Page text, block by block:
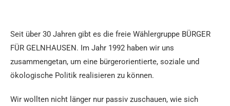
Seit über 30 Jahren gibt es die freie Wählergruppe BÜRGER
FÜR GELNHAUSEN. Im Jahr 1992 haben wir uns
zusammengetan, um eine bürgerorientierte, soziale und
ökologische Politik realisieren zu können.
Wir wollten nicht länger nur passiv zuschauen, wie sich